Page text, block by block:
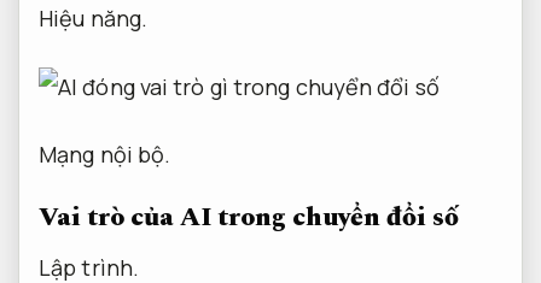
Hiệu năng.
Mạng nội bộ.
Vai trò của AI trong chuyển đổi số
Lập trình.